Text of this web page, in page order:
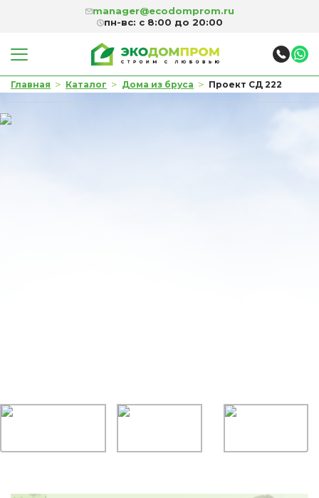
manager@ecodomprom.ru
пн-вс: с 8:00 до 20:00
Главная > Каталог > Дома из бруса > Проект СД 222